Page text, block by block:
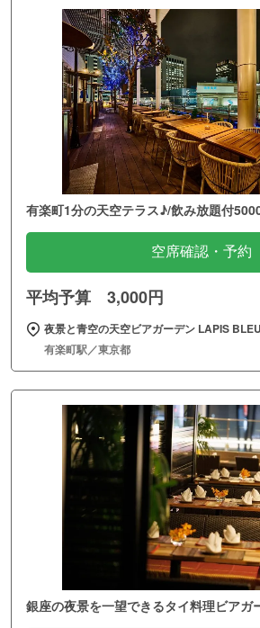
有楽町1分の天空テラス♪/飲み放題付
空席確認・予約
平均予算 3,000円
夜景と青空の天空ビアガーデン LAPIS
有楽町駅／東京都
銀座の夜景を一望できるタイ料理ビアガ